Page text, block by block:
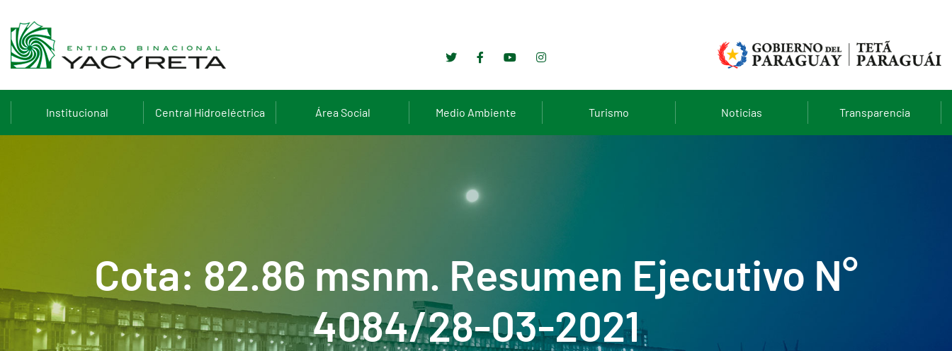
Institucional Central Hidroeléctrica Área Social Medio Ambiente Turismo Noticias Transparencia
Cota: 82.86 msnm. Resumen Ejecutivo N°
4084/28-03-2021